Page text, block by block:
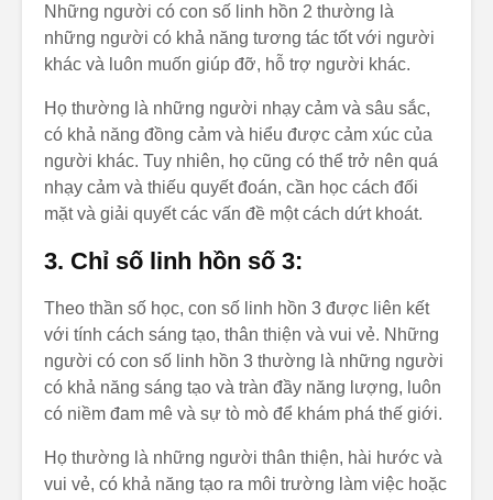
Những người có con số linh hồn 2 thường là
những người có khả năng tương tác tốt với người
khác và luôn muốn giúp đỡ, hỗ trợ người khác.
Họ thường là những người nhạy cảm và sâu sắc,
có khả năng đồng cảm và hiểu được cảm xúc của
người khác. Tuy nhiên, họ cũng có thể trở nên quá
nhạy cảm và thiếu quyết đoán, cần học cách đối
mặt và giải quyết các vấn đề một cách dứt khoát.
3. Chỉ số linh hồn số 3:
Theo thần số học, con số linh hồn 3 được liên kết
với tính cách sáng tạo, thân thiện và vui vẻ. Những
người có con số linh hồn 3 thường là những người
có khả năng sáng tạo và tràn đầy năng lượng, luôn
có niềm đam mê và sự tò mò để khám phá thế giới.
Họ thường là những người thân thiện, hài hước và
vui vẻ, có khả năng tạo ra môi trường làm việc hoặc